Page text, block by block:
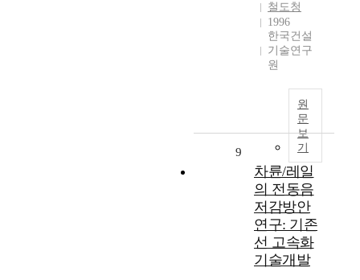
철도청
1996
한국건설
기술연구
원
원
문
보
기
9
차륜/레일
의 전동음
저감방안
연구: 기존
선 고속화
기술개발